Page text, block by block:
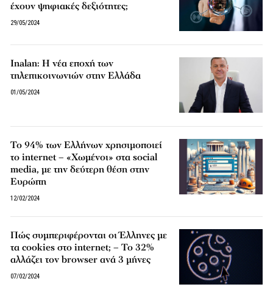
έχουν ψηφιακές δεξιότητες;
29/05/2024
Inalan: Η νέα εποχή των
τηλεπικοινωνιών στην Ελλάδα
01/05/2024
Το 94% των Ελλήνων χρησιμοποιεί
το internet – «Χωμένοι» στα social
media, με την δεύτερη θέση στην
Ευρώπη
12/02/2024
Πώς συμπεριφέρονται οι Έλληνες με
τα cookies στο internet; – Το 32%
αλλάζει τον browser ανά 3 μήνες
07/02/2024